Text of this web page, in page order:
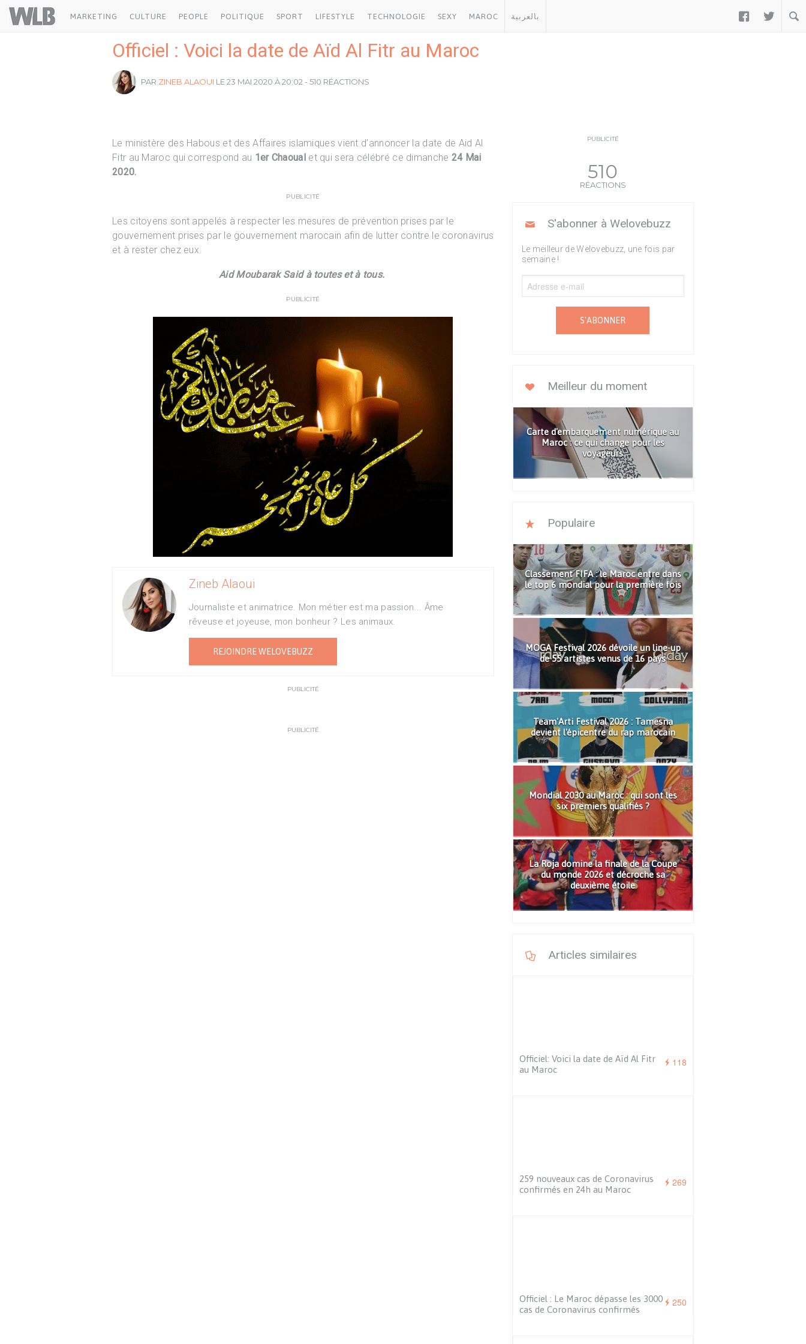
Welovebuzz
MARKETING CULTURE PEOPLE POLITIQUE SPORT LIFESTYLE TECHNOLOGIE SEXY MAROC بالعربية  
Officiel : Voici la date de Aïd Al Fitr au Maroc
PAR ZINEB ALAOUI LE 23 MAI 2020 À 20:02 - 510 RÉACTIONS
Le ministère des Habous et des Affaires islamiques vient d’annoncer la date de Aid Al
Fitr au Maroc qui correspond au 1er Chaoualet qui sera célébré ce dimanche 24 Mai
2020.
PUBLICITÉ
Les citoyens sont appelés à respecter les mesures de prévention prises par le
gouvernement prises par le gouvernement marocain afin de lutter contre le coronavirus
et à rester chez eux.
Aid Moubarak Said à toutes et à tous.
PUBLICITÉ
Zineb Alaoui
Journaliste et animatrice. Mon métier est ma passion... Âme
rêveuse et joyeuse, mon bonheur ? Les animaux.
REJOINDRE WELOVEBUZZ
PUBLICITÉ
PUBLICITÉ
PUBLICITÉ
510
RÉACTIONS
S'abonner à Welovebuzz
Le meilleur de Welovebuzz, une fois par
semaine !
S'ABONNER
Meilleur du moment
Carte d'embarquement numérique au
Maroc : ce qui change pour les
voyageurs
Populaire
Classement FIFA : le Maroc entre dans
le top 6 mondial pour la première fois
MOGA Festival 2026 dévoile un line-up
de 55 artistes venus de 16 pays
Team'Arti Festival 2026 : Tamesna
devient l'épicentre du rap marocain
Mondial 2030 au Maroc : qui sont les
six premiers qualifiés ?
La Roja domine la finale de la Coupe
du monde 2026 et décroche sa
deuxième étoile
Articles similaires
118
Officiel: Voici la date de Aïd Al Fitr
au Maroc
269
259 nouveaux cas de Coronavirus
confirmés en 24h au Maroc
250
Officiel : Le Maroc dépasse les 3000
cas de Coronavirus confirmés